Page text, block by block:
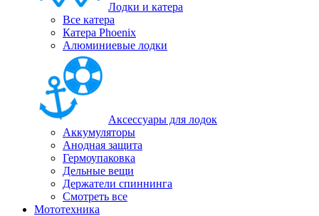
Лодки и катера
Все катера
Катера Phoenix
Алюминиевые лодки
Аксессуары для лодок
Аккумуляторы
Анодная защита
Гермоупаковка
Дельные вещи
Держатели спиннинга
Смотреть все
Мототехника